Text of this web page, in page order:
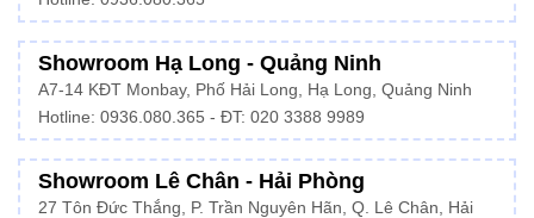
Showroom Hạ Long - Quảng Ninh
A7-14 KĐT Monbay, Phố Hải Long, Hạ Long, Quảng Ninh
Hotline: 0936.080.365 - ĐT: 020 3388 9989
Showroom Lê Chân - Hải Phòng
27 Tôn Đức Thắng, P. Trần Nguyên Hãn, Q. Lê Chân, Hải